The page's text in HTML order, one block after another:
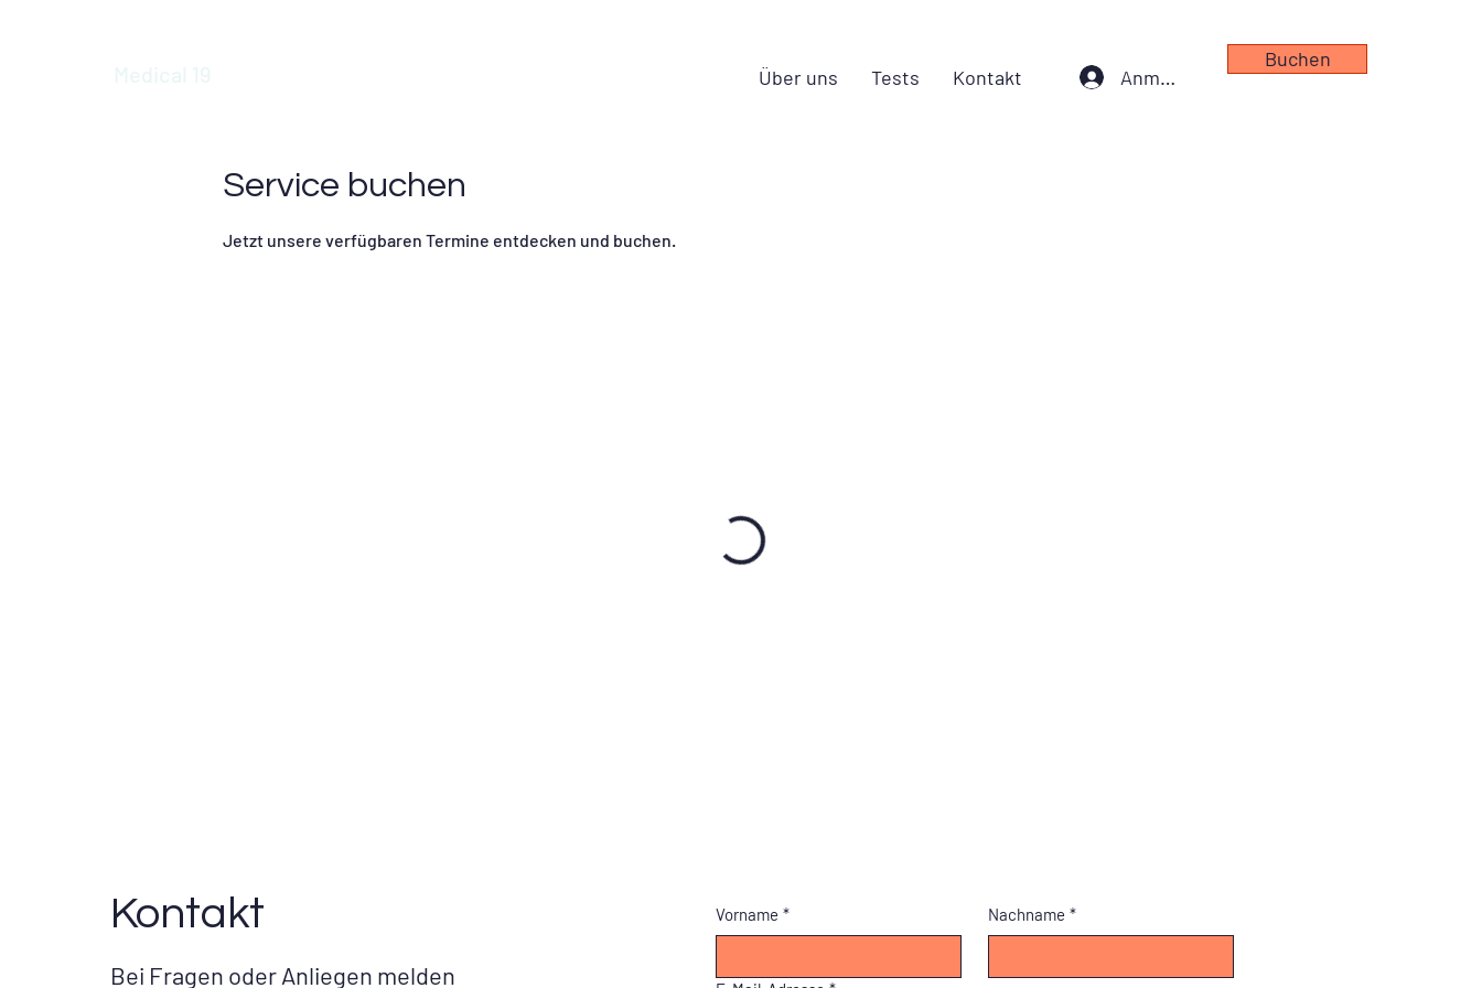
Über uns Tests Kontakt Anmelden
Buchen
Service buchen
Jetzt unsere verfügbaren Termine entdecken und buchen.
Kontakt
Bei Fragen oder Anliegen melden
Vorname * Nachname *